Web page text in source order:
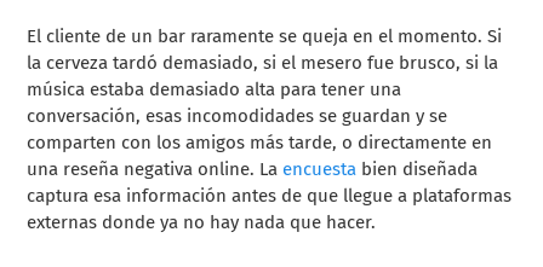
El cliente de un bar raramente se queja en el momento. Si
la cerveza tardó demasiado, si el mesero fue brusco, si la
música estaba demasiado alta para tener una
conversación, esas incomodidades se guardan y se
comparten con los amigos más tarde, o directamente en
una reseña negativa online. La encuesta bien diseñada
captura esa información antes de que llegue a plataformas
externas donde ya no hay nada que hacer.